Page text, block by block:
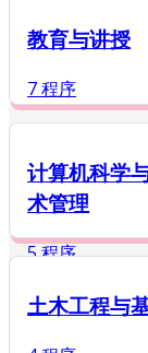
教育与讲授
7 程序
计算机科学
术管理
5 程序
土木工程与